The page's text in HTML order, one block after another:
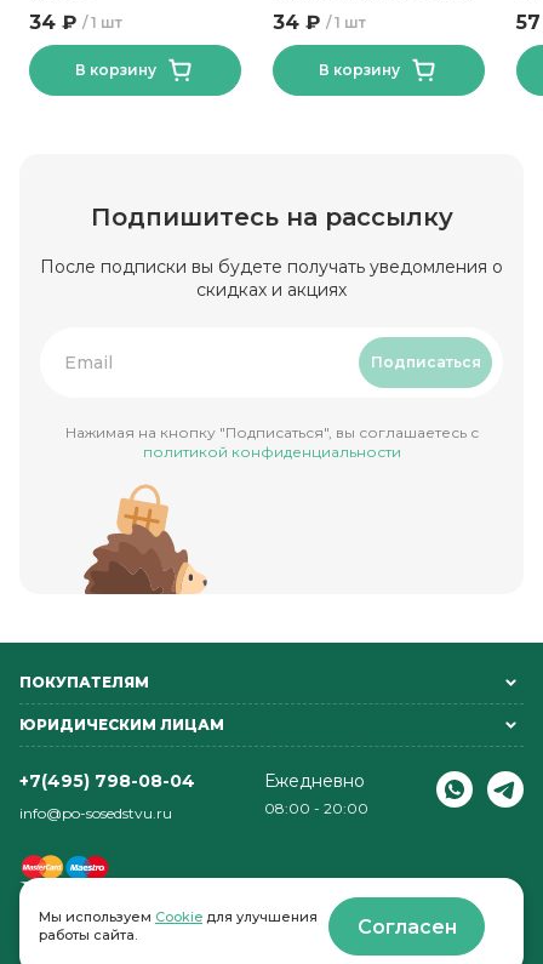
1 шт
34 ₽
В корзину
1 шт
34 ₽
В корзину
Подпишитесь на рассылку
После подписки вы будете получать уведомления о
скидках и акциях
Подписаться
Нажимая на кнопку "Подписаться", вы соглашаетесь с
политикой конфиденциальности
ПОКУПАТЕЛЯМ
ЮРИДИЧЕСКИМ ЛИЦАМ
+7(495) 798-08-04
info@po-sosedstvu.ru
Ежедневно
08:00 - 20:00
© 2022-2026 . По соседству
Мы используем Cookie для улучшения
работы сайта.
Согласен